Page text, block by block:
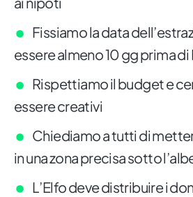
Fissiamo la data
essere almeno 10 gg prima
Rispettiamo il budget e
essere creativi
Chiediamo a tutti di
in una zona precisa sotto
L’Elfo deve distribuire i